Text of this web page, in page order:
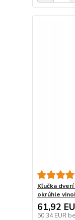
Kľučka
okrúhle
61,92
50,34 EUR